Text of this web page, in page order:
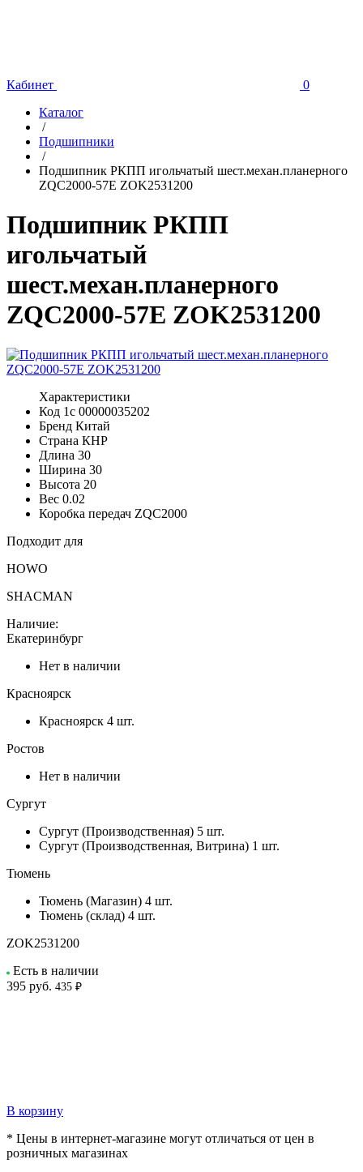
Кабинет
0
Каталог
/
Подшипники
/
Подшипник РКПП игольчатый шест.механ.планерного
ZQC2000-57E ZOK2531200
Подшипник РКПП
игольчатый
шест.механ.планерного
ZQC2000-57E ZOK2531200
Характеристики
Код 1с 00000035202
Бренд Китай
Страна КНР
Длина 30
Ширина 30
Высота 20
Вес 0.02
Коробка передач ZQC2000
Подходит для
HOWO
SHACMAN
Наличие:
Екатеринбург
Нет в наличии
Красноярск
Красноярск 4 шт.
Ростов
Нет в наличии
Сургут
Сургут (Производственная) 5 шт.
Сургут (Производственная, Витрина) 1 шт.
Тюмень
Тюмень (Магазин) 4 шт.
Тюмень (склад) 4 шт.
ZOK2531200
Есть в наличии
395 руб. 435 ₽
В корзину
* Цены в интернет-магазине могут отличаться от цен в
розничных магазинах